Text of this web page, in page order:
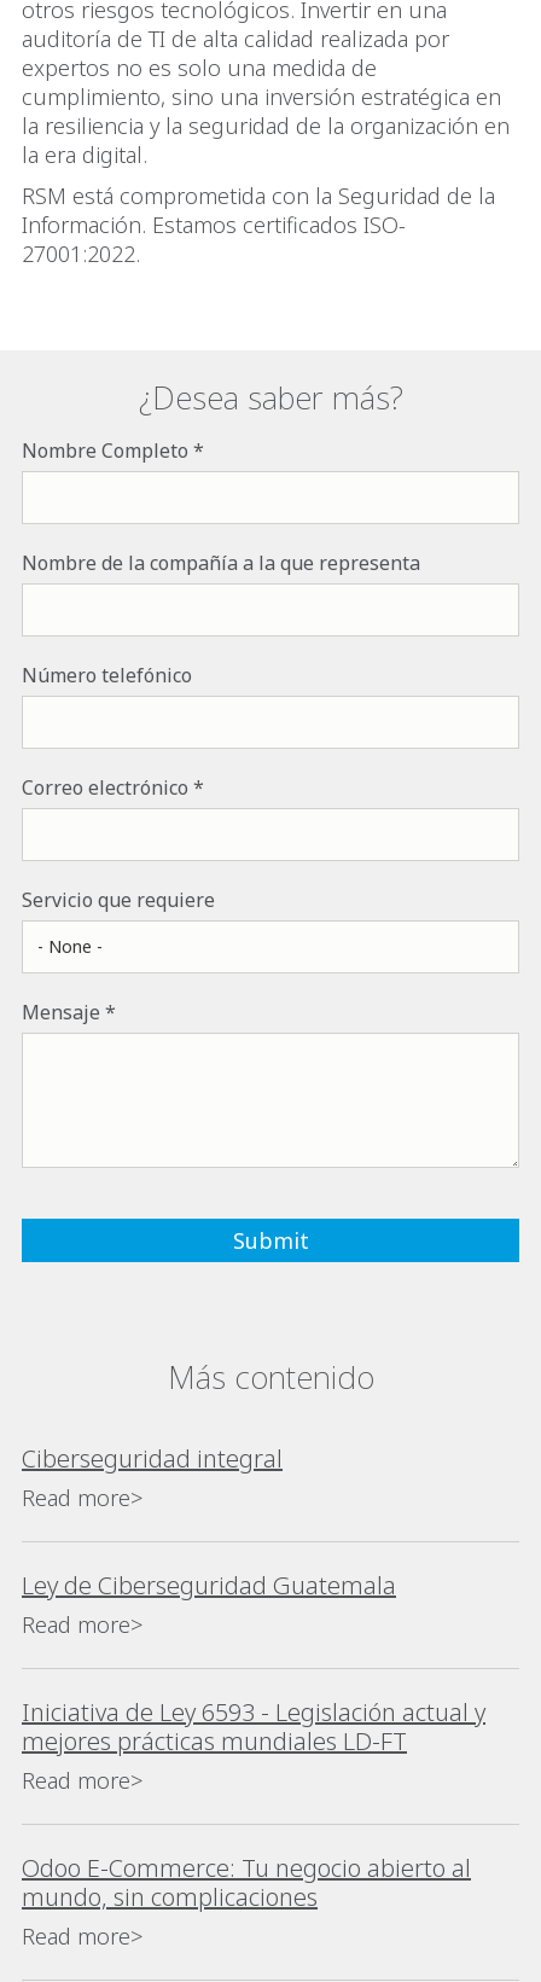
otros riesgos tecnológicos. Invertir en una
auditoría de TI de alta calidad realizada por
expertos no es solo una medida de
cumplimiento, sino una inversión estratégica en
la resiliencia y la seguridad de la organización en
la era digital.
RSM está comprometida con la Seguridad de la
Información. Estamos certificados ISO-
27001:2022.
¿Desea saber más?
Nombre Completo
Nombre de la compañía a la que representa
Número telefónico
Correo electrónico
Servicio que requiere
Mensaje
Más contenido
Ciberseguridad integral
Read more>
Ley de Ciberseguridad Guatemala
Read more>
Iniciativa de Ley 6593 - Legislación actual y
mejores prácticas mundiales LD-FT
Read more>
Odoo E-Commerce: Tu negocio abierto al
mundo, sin complicaciones
Read more>